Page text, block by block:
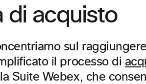
di acquisto
sul
il processo di
Suite Webex, che